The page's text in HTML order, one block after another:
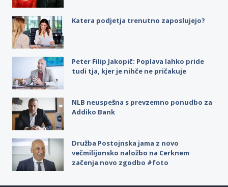
Katera podjetja trenutno zaposlujejo?
Peter Filip Jakopič: Poplava lahko pride
tudi tja, kjer je nihče ne pričakuje
NLB neuspešna s prevzemno ponudbo za
Addiko Bank
Družba Postojnska jama z novo
večmilijonsko naložbo na Cerknem
začenja novo zgodbo #foto